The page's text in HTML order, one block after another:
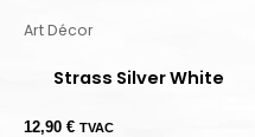
Art Décor
Strass Silver White
12,90 € TVAC